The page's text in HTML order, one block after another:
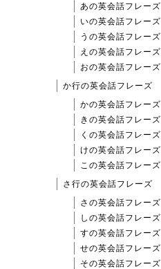
あの英会話フレーズ
いの英会話フレーズ
うの英会話フレーズ
えの英会話フレーズ
おの英会話フレーズ
か行の英会話フレーズ
かの英会話フレーズ
きの英会話フレーズ
くの英会話フレーズ
けの英会話フレーズ
この英会話フレーズ
さ行の英会話フレーズ
さの英会話フレーズ
しの英会話フレーズ
すの英会話フレーズ
せの英会話フレーズ
その英会話フレーズ